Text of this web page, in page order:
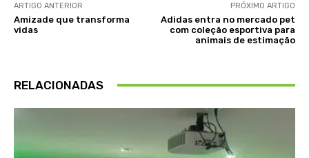
ARTIGO ANTERIOR
Amizade que transforma
vidas
PRÓXIMO ARTIGO
Adidas entra no mercado pet
com coleção esportiva para
animais de estimação
RELACIONADAS